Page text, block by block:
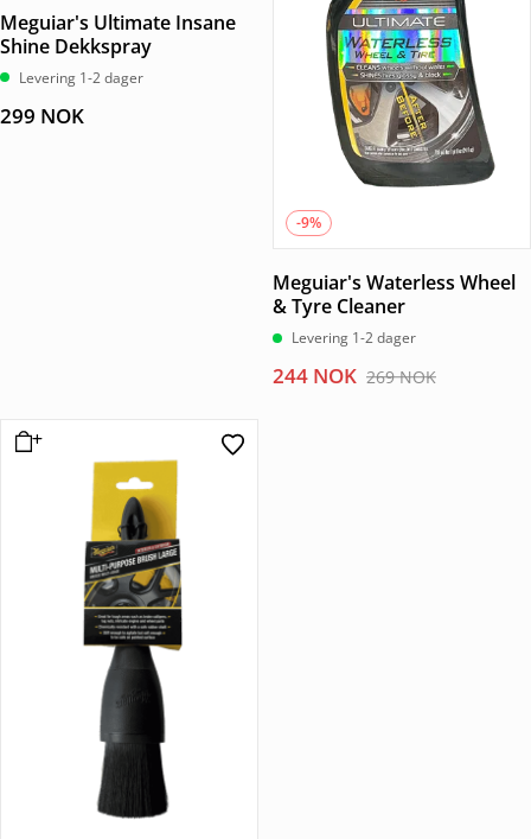
Meguiar's Ultimate Insane
Shine Dekkspray
Levering 1-2 dager
299 NOK
-9%
Meguiar's Waterless Wheel
& Tyre Cleaner
Levering 1-2 dager
269NOK
Opprinnelig
244 NOK
Nåværende